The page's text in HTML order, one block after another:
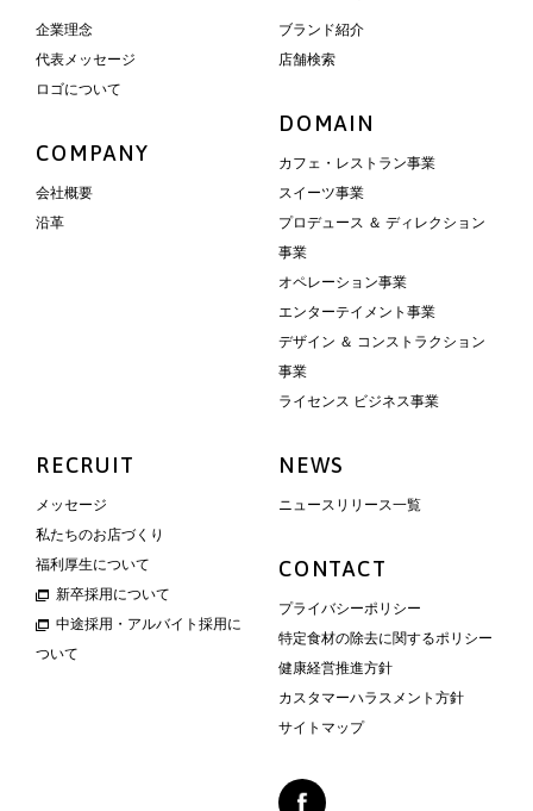
企業理念
代表メッセージ
ロゴについて
COMPANY
会社概要
沿革
ブランド紹介
店舗検索
DOMAIN
カフェ・レストラン事業
スイーツ事業
プロデュース ＆ ディレクション
事業
オペレーション事業
エンターテイメント事業
デザイン ＆ コンストラクション
事業
ライセンス ビジネス事業
RECRUIT
メッセージ
私たちのお店づくり
福利厚生について
新卒採用について
中途採用・アルバイト採用に
ついて
NEWS
ニュースリリース一覧
CONTACT
プライバシーポリシー
特定食材の除去に関するポリシー
健康経営推進方針
カスタマーハラスメント方針
サイトマップ